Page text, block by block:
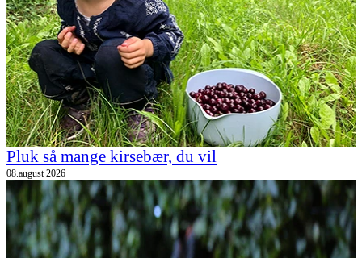
Pluk så mange kirsebær, du vil
08.august 2026